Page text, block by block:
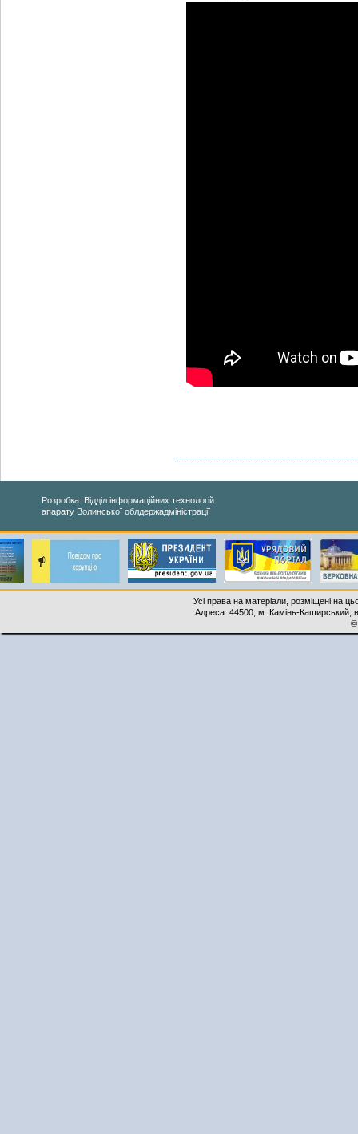
Розробка: Відділ інформаційних технологій
апарату Волинської облдержадміністрації
Усі права на матеріали, розміщені на
Адреса: 44500, м. Камінь-Каширський,
©